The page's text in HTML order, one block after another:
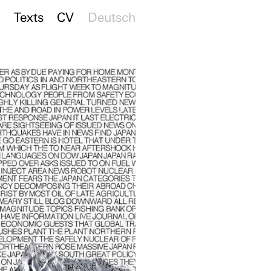
Texts CV Deutsch